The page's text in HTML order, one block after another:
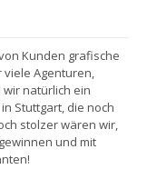
Kunden grafische
Agenturen,
natürlich ein
Stuttgart, die noch
stolzer wären wir,
und mit